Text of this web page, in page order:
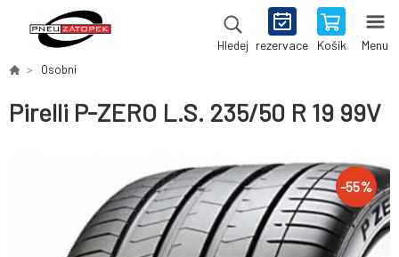
Hledej rezervace Košík Menu
Osobní
Pirelli P-ZERO L.S. 235/50 R 19 99V
-55%